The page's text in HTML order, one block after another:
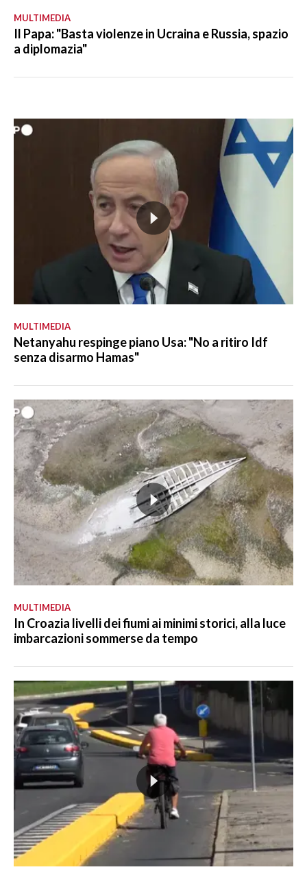
MULTIMEDIA
Il Papa: "Basta violenze in Ucraina e Russia, spazio
a diplomazia"
MULTIMEDIA
Netanyahu respinge piano Usa: "No a ritiro Idf
senza disarmo Hamas"
MULTIMEDIA
In Croazia livelli dei fiumi ai minimi storici, alla luce
imbarcazioni sommerse da tempo